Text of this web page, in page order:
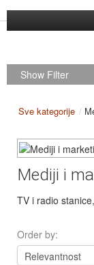
Show Filter
Sve kategorije /
Mediji i
TV i radio
Order by:
Pretraga
Registracija
Log in